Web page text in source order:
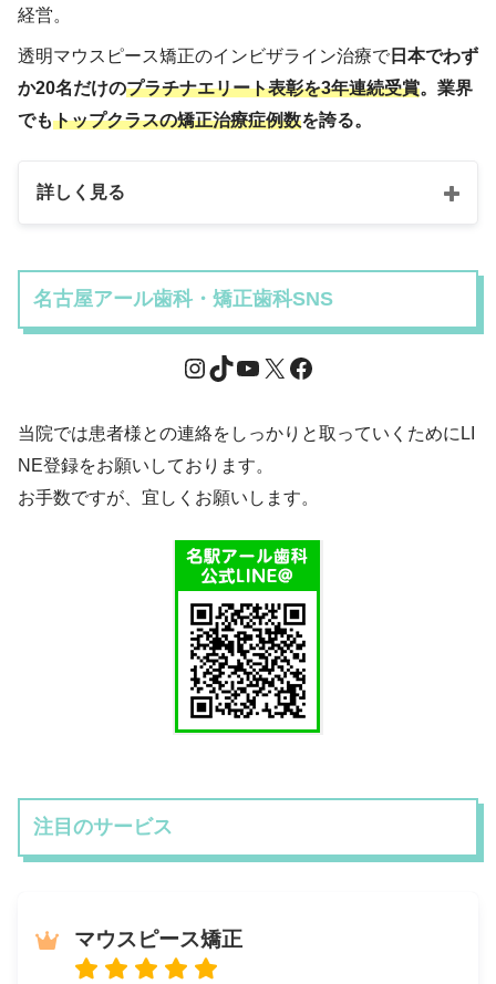
経営。
透明マウスピース矯正のインビザライン治療で 日本でわず
か20名だけのプラチナエリート表彰を3年連続受賞。業界
でもトップクラスの矯正治療症例数を誇る。
詳しく見る
名古屋アール歯科・矯正歯科SNS
当院では患者様との連絡をしっかりと取っていくためにLI
NE登録をお願いしております。
お手数ですが、宜しくお願いします。
注目のサービス
マウスピース矯正